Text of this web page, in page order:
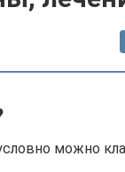
можно